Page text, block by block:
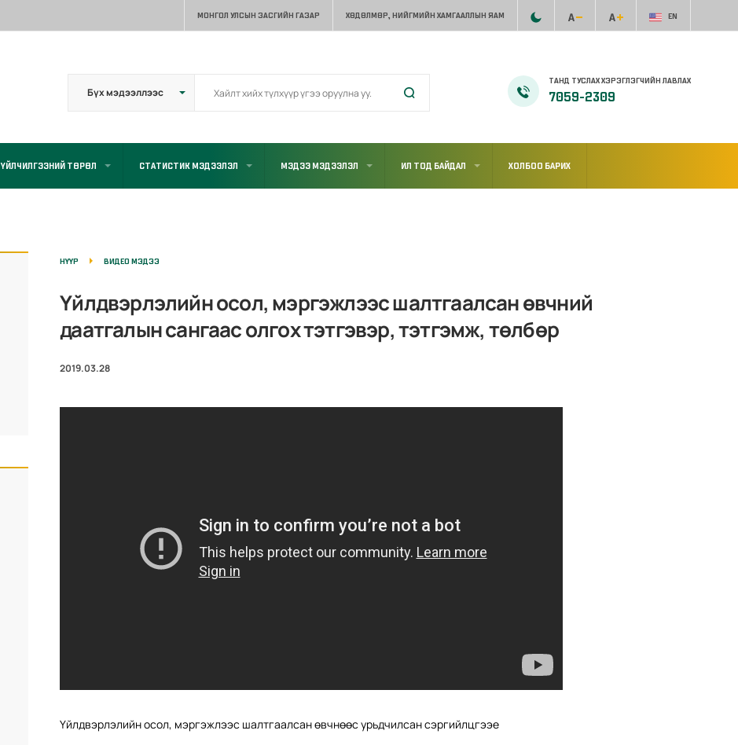
МОНГОЛ УЛСЫН ЗАСГИЙН ГАЗАР ХӨДӨЛМӨР, НИЙГМИЙН ХАМГААЛЛЫН ЯАМ EN
ТАНД ТУСЛАХ ХЭРЭГЛЭГЧИЙН ЛАВЛАХ
7059-2309
ҮЙЛЧИЛГЭЭНИЙ ТӨРӨЛ СТАТИСТИК МЭДЭЭЛЭЛ МЭДЭЭ МЭДЭЭЛЭЛ ИЛ ТОД БАЙДАЛ ХОЛБОО БАРИХ
НҮҮР ВИДЕО МЭДЭЭ
Үйлдвэрлэлийн осол, мэргэжлээс шалтгаалсан өвчний
даатгалын сангаас олгох тэтгэвэр, тэтгэмж, төлбөр
2019.03.28
Үйлдвэрлэлийн осол, мэргэжлээс шалтгаалсан өвчнөөс урьдчилсан сэргийлцгээе